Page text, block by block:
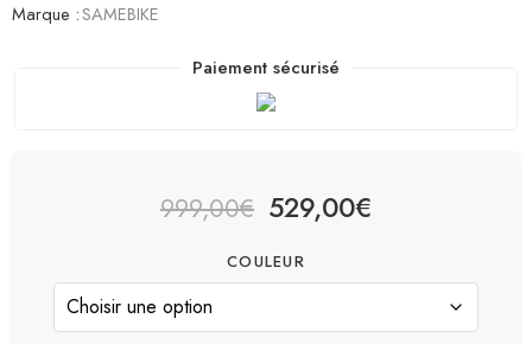
Marque :SAMEBIKE
Paiement sécurisé
999,00€ 529,00€
COULEUR